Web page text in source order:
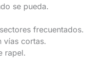
se pueda.
frecuentados.
vías cortas.
rapel.